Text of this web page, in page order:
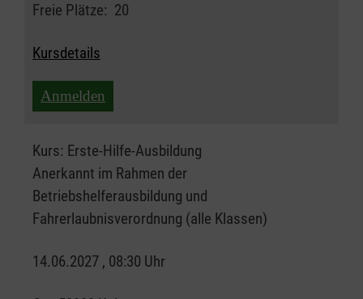
Freie Plätze: 20
Kursdetails
Anmelden
Kurs: Erste-Hilfe-Ausbildung
Anerkannt im Rahmen der
Betriebshelferausbildung und
Fahrerlaubnisverordnung (alle Klassen)
14.06.2027 , 08:30 Uhr